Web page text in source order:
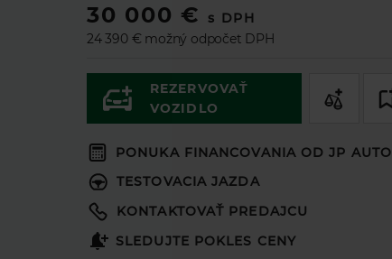
30 000 €s DPH
24 390 € možný odpočet DPH
REZERVOVAŤ
VOZIDLO
PONUKA FINANCOVANIA OD JP AUTO
TESTOVACIA JAZDA
KONTAKTOVAŤ PREDAJCU
SLEDUJTE POKLES CENY